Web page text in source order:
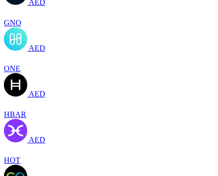
AED
GNO
AED
ONE
AED
HBAR
AED
HOT